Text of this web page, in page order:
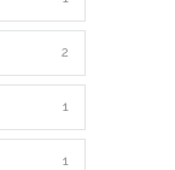
2
1
1